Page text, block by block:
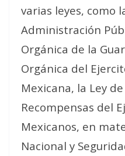
varias leyes, como
Administración
Orgánica de la
Orgánica del
Mexicana, la Ley
Recompensas del
Mexicanos, en
Nacional y